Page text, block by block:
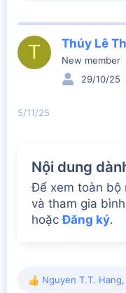
t
o
T Thúy Lê
New member
29/10/25
5/11/25
Nội dung
Để xem toàn bộ
và tham gia
hoặcĐăng ký.
R
Nguyen T.T. Hang,